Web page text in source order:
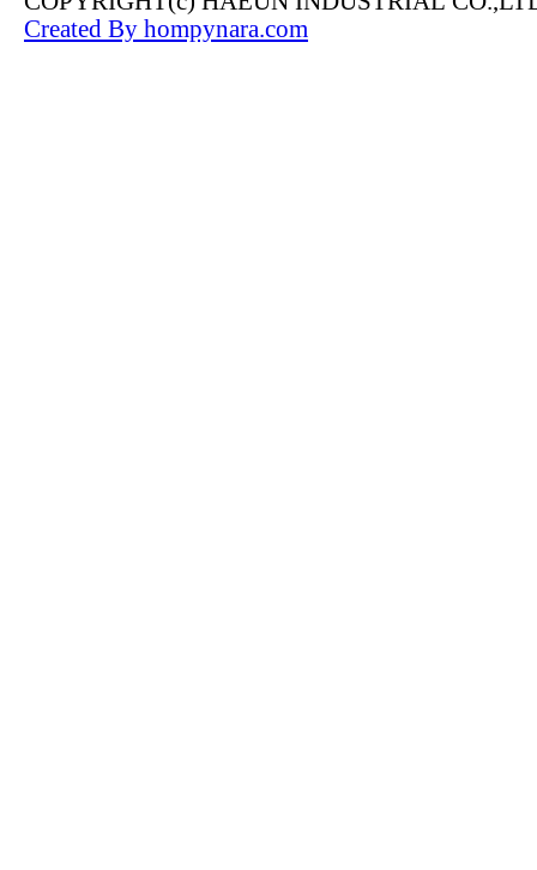
Created By hompynara.com